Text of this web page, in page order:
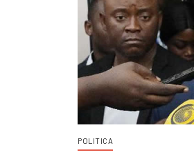
POLITICA